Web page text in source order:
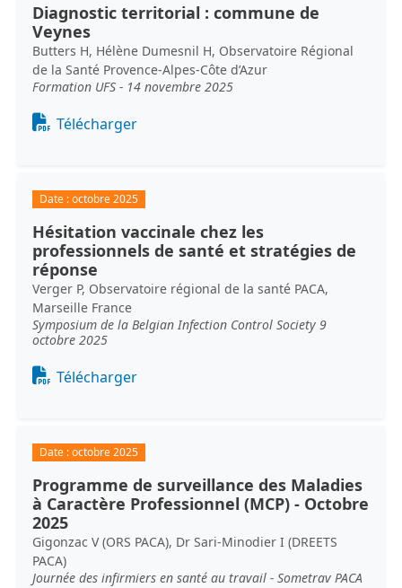
Diagnostic territorial : commune de
Veynes
Butters H, Hélène Dumesnil H, Observatoire Régional
de la Santé Provence-Alpes-Côte d’Azur
Formation UFS - 14 novembre 2025
Document
Télécharger
Date :octobre 2025
Hésitation vaccinale chez les
professionnels de santé et stratégies de
réponse
Verger P, Observatoire régional de la santé PACA,
Marseille France
Symposium de la Belgian Infection Control Society 9
octobre 2025
Document
Télécharger
Date :octobre 2025
Programme de surveillance des Maladies
à Caractère Professionnel (MCP) - Octobre
2025
Gigonzac V (ORS PACA), Dr Sari-Minodier I (DREETS
PACA)
Journée des infirmiers en santé au travail - Sometrav PACA